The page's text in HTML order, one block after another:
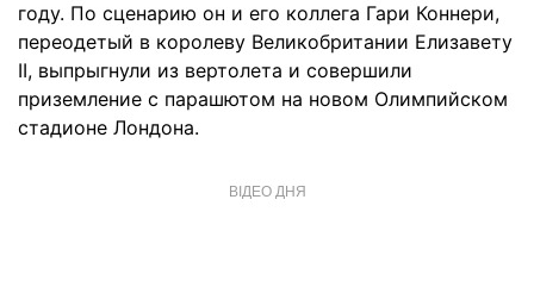
году. По сценарию он и его коллега Гари Коннери,
переодетый в королеву Великобритании Елизавету
II, выпрыгнули из вертолета и совершили
приземление с парашютом на новом Олимпийском
стадионе Лондона.
ВІДЕО ДНЯ